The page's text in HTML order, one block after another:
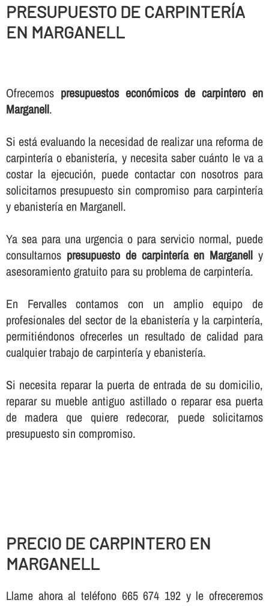
PRESUPUESTO DE CARPINTERÍ­A
EN MARGANELL
Ofrecemos presupuestos económicos de carpintero en
Marganell.
Si está evaluando la necesidad de realizar una reforma de
carpinterí­a o ebanisterí­a, y necesita saber cuánto le va a
costar la ejecución, puede contactar con nosotros para
solicitarnos presupuesto sin compromiso para carpinterí­a
y ebanisterí­a en Marganell.
Ya sea para una urgencia o para servicio normal, puede
consultarnos presupuesto de carpinterí­a en Marganell y
asesoramiento gratuito para su problema de carpinterí­a.
En Fervalles contamos con un amplio equipo de
profesionales del sector de la ebanisterí­a y la carpinterí­a,
permitiéndonos ofrecerles un resultado de calidad para
cualquier trabajo de carpinterí­a y ebanisterí­a.
Si necesita reparar la puerta de entrada de su domicilio,
reparar su mueble antiguo astillado o reparar esa puerta
de madera que quiere redecorar, puede solicitarnos
presupuesto sin compromiso.
PRECIO DE CARPINTERO EN
MARGANELL
Llame ahora al teléfono 665 674 192 y le ofreceremos